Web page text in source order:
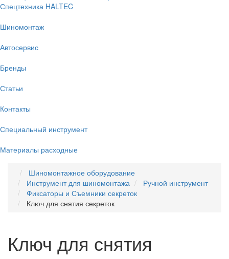
Спецтехника HALTEC
Шиномонтаж
Автосервис
Бренды
Статьи
Контакты
Специальный инструмент
Материалы расходные
Шиномонтажное оборудование
Инструмент для шиномонтажа
Ручной инструмент
Фиксаторы и Съемники секреток
Ключ для снятия секреток
Ключ для снятия